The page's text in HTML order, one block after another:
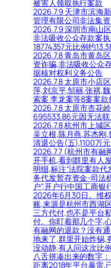
被害人领取执行案款
2026.7.9 天津市滨海
管理有限公司非法集
2026.7.9 深圳市南山
非法吸收公众存款案
18774357元比例约
2026.7.8 青岛市黄岛
资诈骗,非法吸收公众
据核对权利义务公告
2026.7.8 太原市小店
萍,刘京平,邹丽,张祺,
索案 李龙案等8案案
2026.7.8 太原市杏花
695533.86元因无法
2026.7.8 杭州市上城
吴立根,陈月燕,苏杰刚
清退公告(五),1100万元
2026.7.7 (杭州市有融
开手机,看到群里有人
明细,标注“法院案款代
务代发暂存资金-司法
户”,开户行中国工商银
2026年6月30日。维
账,来源是杭州市西湖
三方代付,也不是平台
付。你盯着那几个字,
有融网的退款？没有
地来了,群里开始炸锅,
没动静,有人问这次比
八舌拼凑出来的数字
距离2018年平台暴雷,